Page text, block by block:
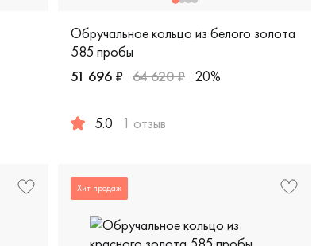
Обручальное кольцо из белого золота
585 пробы
51 696 ₽ 64 620 ₽ 20%
5.0 1 отзыв
Хит продаж